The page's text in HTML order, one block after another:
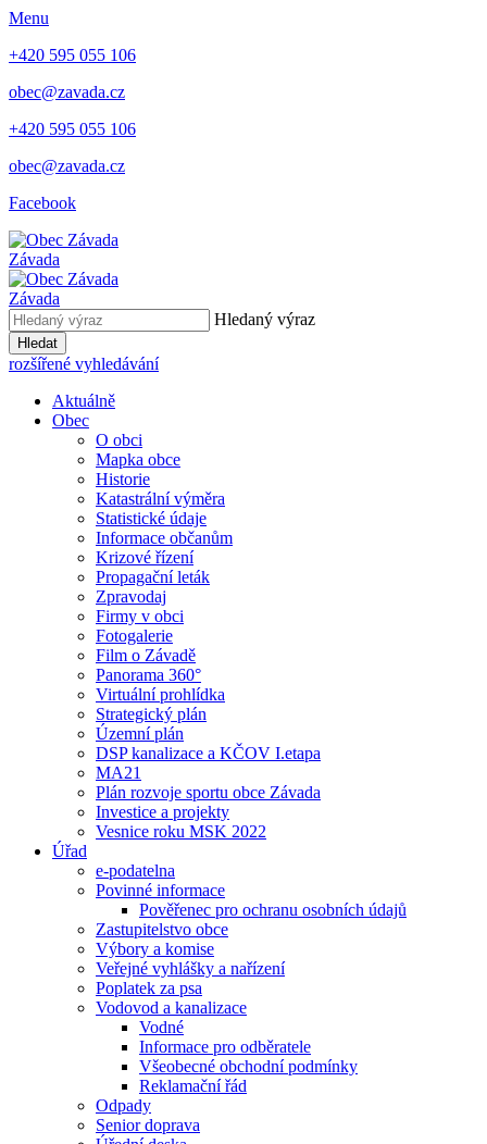
Menu
+420 595 055 106
obec@zavada.cz
+420 595 055 106
obec@zavada.cz
Facebook
Závada
Závada
Hledaný výraz
Hledat
rozšířené vyhledávání
Aktuálně
Obec
O obci
Mapka obce
Historie
Katastrální výměra
Statistické údaje
Informace občanům
Krizové řízení
Propagační leták
Zpravodaj
Firmy v obci
Fotogalerie
Film o Závadě
Panorama 360°
Virtuální prohlídka
Strategický plán
Územní plán
DSP kanalizace a KČOV I.etapa
MA21
Plán rozvoje sportu obce Závada
Investice a projekty
Vesnice roku MSK 2022
Úřad
e-podatelna
Povinné informace
Pověřenec pro ochranu osobních údajů
Zastupitelstvo obce
Výbory a komise
Veřejné vyhlášky a nařízení
Poplatek za psa
Vodovod a kanalizace
Vodné
Informace pro odběratele
Všeobecné obchodní podmínky
Reklamační řád
Odpady
Senior doprava